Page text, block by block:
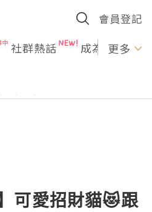
會員登記
社群熱話 成為U更多
可愛招財貓😻跟